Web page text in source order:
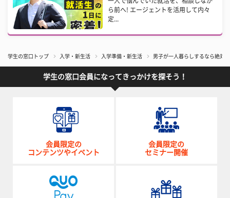
ら前へ! エージェントを活用して内々
定...
学生の窓口トップ 入学・新生活 入学準備・新生活 男子が一人暮らしするなら絶対
学生の窓口会員になってきっかけを探そう！
会員限定の
コンテンツやイベント
会員限定の
セミナー開催